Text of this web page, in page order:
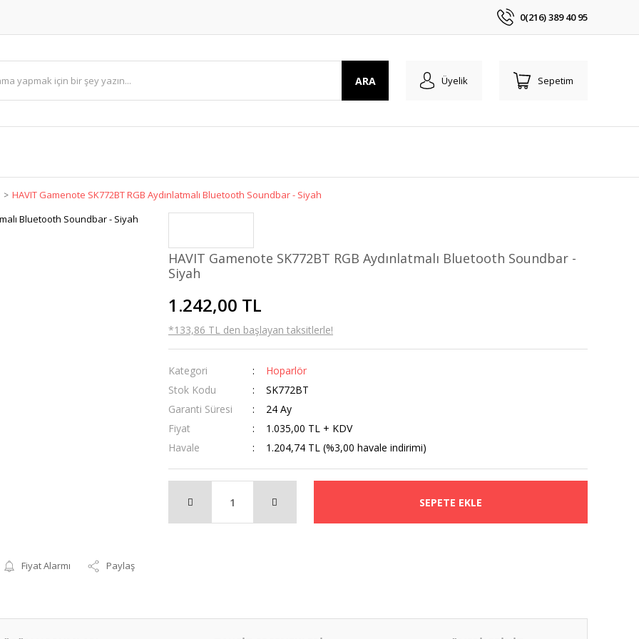
0(216) 389 40 95
ARA Üyelik Sepetim
HAVIT Gamenote SK772BT RGB Aydınlatmalı Bluetooth Soundbar - Siyah
Fiyat Alarmı Paylaş
HAVIT Gamenote SK772BT RGB Aydınlatmalı Bluetooth Soundbar -
Siyah
1.242,00 TL
*133,86 TL den başlayan taksitlerle!
Kategori
Hoparlör
Stok Kodu
SK772BT
Garanti Süresi
24 Ay
Fiyat
1.035,00 TL + KDV
Havale
1.204,74 TL (%3,00 havale indirimi)
SEPETE EKLE